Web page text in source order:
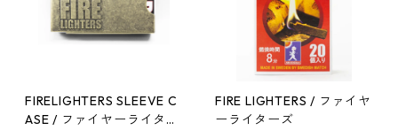
FIRELIGHTERS SLEEVE C
ASE / ファイヤーライター
FIRE LIGHTERS / ファイヤ
ーライターズ